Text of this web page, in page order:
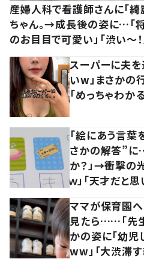
産婦人科で看護師さんに「
ちゃん。→成長後の姿に…「将
のお目目で可愛い」「渋い～！
スーパーに夫
いw」まさかの
「めっちゃわか
「絵にあう言葉
さかの解答”に
か？」→衝撃の
ｗ」「天才だと思
ママが保育園
見たら……「先
かの姿に「幼
ww」「大渋滞す